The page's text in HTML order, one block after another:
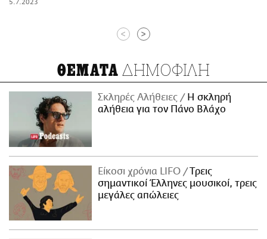
5.7.2023
< >
ΘΕΜΑΤΑ ΔΗΜΟΦΙΛΗ
Σκληρές Αλήθειες
H σκληρή
αλήθεια για τον Πάνο Βλάχο
Είκοσι χρόνια LIFO
Tρεις
σημαντικοί Έλληνες μουσικοί, τρεις
μεγάλες απώλειες